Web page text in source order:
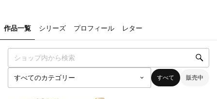
作品一覧 シリーズ プロフィール レター
すべて 販売中